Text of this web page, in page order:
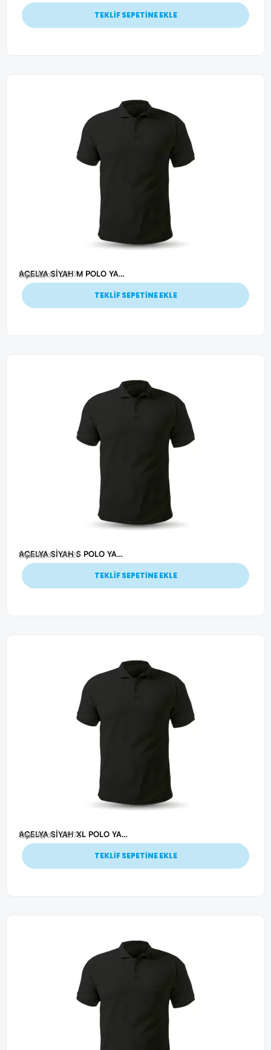
TEKLİF SEPETİNE EKLE
AÇELYA SİYAH M POLO YAKA T-SHİRT
Ürün Kodu: 23371
Tişörtler
TEKLİF SEPETİNE EKLE
AÇELYA SİYAH S POLO YAKA T-SHİRT
Ürün Kodu: 21226
Tişörtler
TEKLİF SEPETİNE EKLE
AÇELYA SİYAH XL POLO YAKA T-SHİRT
Ürün Kodu: 23373
Tişörtler
TEKLİF SEPETİNE EKLE